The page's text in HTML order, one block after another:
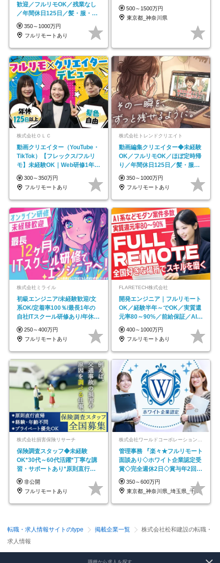
歓迎／フルリモOK／残業なし
／年間休日125日／髪・服・ネ
イル自由／研修充実で安心
350～1000万円
フルリモートあり
500～1500万円
東京都_神奈川県
株式会社ＯＬＣ
動画クリエイター（YouTube・
TikTok）【フレックス/フルリ
モ】未経験OK｜Web研修1年間
｜副業OK
300～350万円
フルリモートあり
株式会社トレンドクリエイト
動画編集クリエイター◆未経験
OK／フルリモOK／ほぼ定時帰
り／年間休日125日／髪・服・
ネイル自由／副業OK
350～1000万円
フルリモートあり
株式会社ミライル
初級エンジニア/未経験歓迎/文
系OK/定着率100％/最長1年の
自社ITスクール研修あり/年休
130日
250～400万円
フルリモートあり
FLARETECH株式会社
開発エンジニア｜フルリモート
OK／経験半年～でOK／実質還
元率80～90%／前給保証／AI系
など最先端案件多数
400～1000万円
フルリモートあり
株式会社損害保険リサーチ
保険調査スタッフ◆未経験
OK*30代～60代活躍*丁寧な講
習・サポートあり*原則直行直
帰／全国募集・業務委託
非公開
フルリモートあり
管理事務 『楽々★フルリモート
面談あり◇ホワイト企業認定受
賞◇完全週休2日◇賞与年2回
/p13
350～600万円
東京都_神奈川県_埼玉県_千葉県_大阪府…
転職・求人情報サイトのtype 掲載企業一覧
株式会社松和建設の転職・
求人情報
職種から求人を探す